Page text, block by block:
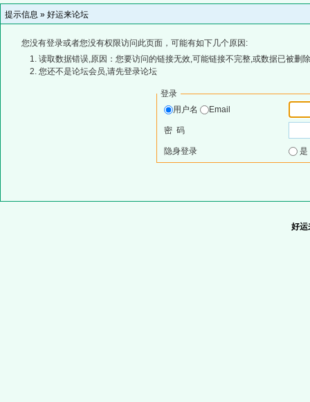
提示信息 » 好运来论坛
您没有登录或者您没有权限访问此页面，可能有如下几个原因:
读取数据错误,原因：您要访问的链接无效,可能链接不完整,或数据已被删
您还不是论坛会员,请先登录论坛
登录
用户名
Email
密 码
隐身登录
好